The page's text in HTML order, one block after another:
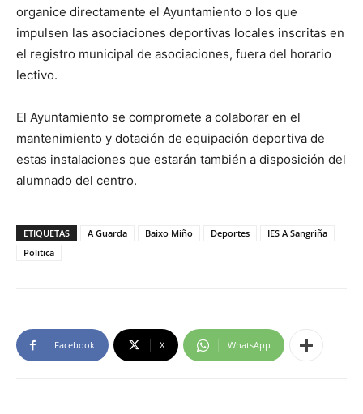
organice directamente el Ayuntamiento o los que
impulsen las asociaciones deportivas locales inscritas en
el registro municipal de asociaciones, fuera del horario
lectivo.
El Ayuntamiento se compromete a colaborar en el
mantenimiento y dotación de equipación deportiva de
estas instalaciones que estarán también a disposición del
alumnado del centro.
ETIQUETAS A Guarda Baixo Miño Deportes
IES A Sangriña
Politica
Facebook X WhatsApp